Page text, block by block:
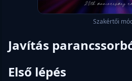
Szakértői
Javítás
Első lépés